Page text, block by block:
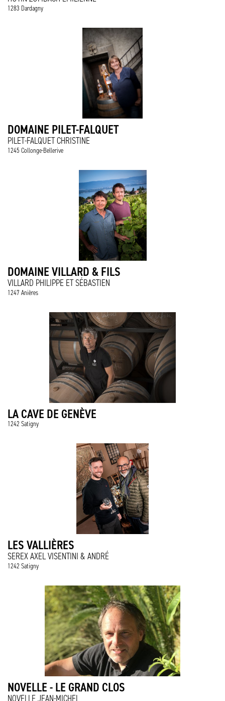
1283 Dardagny
DOMAINE PILET-FALQUET
PILET-FALQUET CHRISTINE
1245 Collonge-Bellerive
DOMAINE VILLARD & FILS
VILLARD PHILIPPE ET SÉBASTIEN
1247 Anières
LA CAVE DE GENÈVE
1242 Satigny
LES VALLIÈRES
SEREX AXEL VISENTINI & ANDRÉ
1242 Satigny
NOVELLE - LE GRAND CLOS
NOVELLE JEAN-MICHEL